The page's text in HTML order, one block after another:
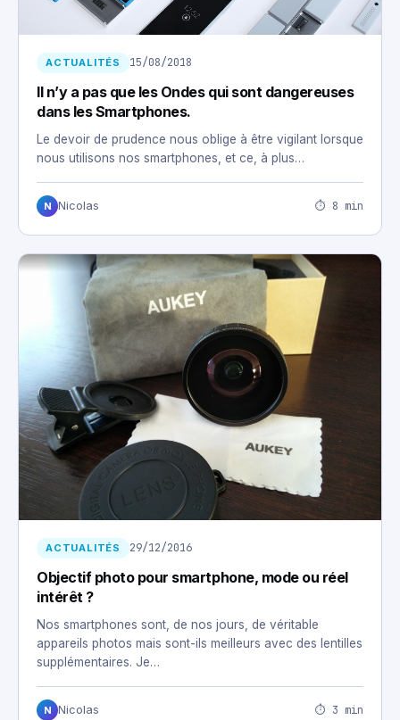
ACTUALITÉS 15/08/2018
Il n’y a pas que les Ondes qui sont dangereuses
dans les Smartphones.
Le devoir de prudence nous oblige à être vigilant lorsque
nous utilisons nos smartphones, et ce, à plus…
N Nicolas ⏱ 8 min
ACTUALITÉS 29/12/2016
Objectif photo pour smartphone, mode ou réel
intérêt ?
Nos smartphones sont, de nos jours, de véritable
appareils photos mais sont-ils meilleurs avec des lentilles
supplémentaires. Je…
N Nicolas ⏱ 3 min